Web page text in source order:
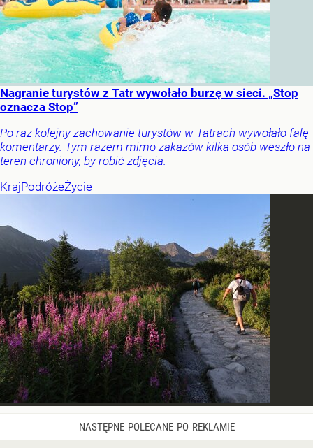
Nagranie turystów z Tatr wywołało burzę w sieci. „Stop
oznacza Stop”
Po raz kolejny zachowanie turystów w Tatrach wywołało falę
komentarzy. Tym razem mimo zakazów kilka osób weszło na
teren chroniony, by robić zdjęcia.
KrajPodróżeŻycie